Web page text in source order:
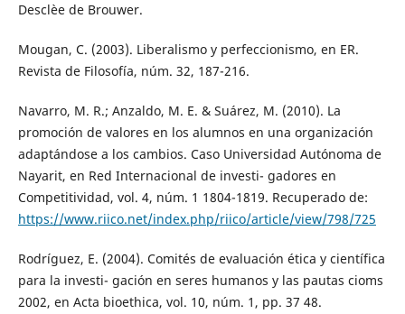
Desclèe de Brouwer.
Mougan, C. (2003). Liberalismo y perfeccionismo, en ER.
Revista de Filosofía, núm. 32, 187-216.
Navarro, M. R.; Anzaldo, M. E. & Suárez, M. (2010). La
promoción de valores en los alumnos en una organización
adaptándose a los cambios. Caso Universidad Autónoma de
Nayarit, en Red Internacional de investi- gadores en
Competitividad, vol. 4, núm. 1 1804-1819. Recuperado de:
https://www.riico.net/index.php/riico/article/view/798/725
Rodríguez, E. (2004). Comités de evaluación ética y científica
para la investi- gación en seres humanos y las pautas cioms
2002, en Acta bioethica, vol. 10, núm. 1, pp. 37 48.